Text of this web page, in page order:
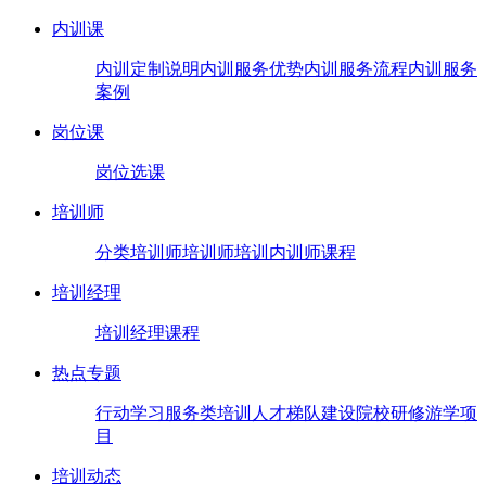
内训课
内训定制说明内训服务优势内训服务流程内训服务
案例
岗位课
岗位选课
培训师
分类培训师培训师培训 内训师课程
培训经理
培训经理课程
热点专题
行动学习 服务类培训 人才梯队建设院校研修游学项
目
培训动态